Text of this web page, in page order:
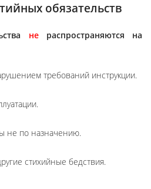
обязательств
нераспространяются на
требований инструкции.
не по назначению.
стихийные бедствия.